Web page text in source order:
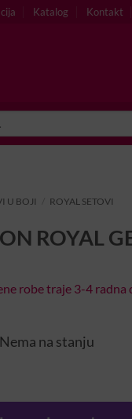
Katalog Kontakt
U BOJI ROYAL SETOVI
ROYAL
robe traje 3-4 radna
Nema na stanju